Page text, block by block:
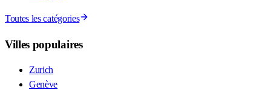
Toutes les catégories
Villes populaires
Zurich
Genève